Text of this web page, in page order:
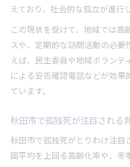
孤独死対策として家
合う
孤独死予防のため活
一覧
えており、社会的な孤立が進行
この現状を受けて、地域では高
スや、定期的な訪問活動の必要
えば、民生委員や地域ボランテ
による安否確認電話などが効
ています。
秋田市で孤独死が注目される
秋田市で孤独死がとりわけ注目
国平均を上回る高齢化率や、冬